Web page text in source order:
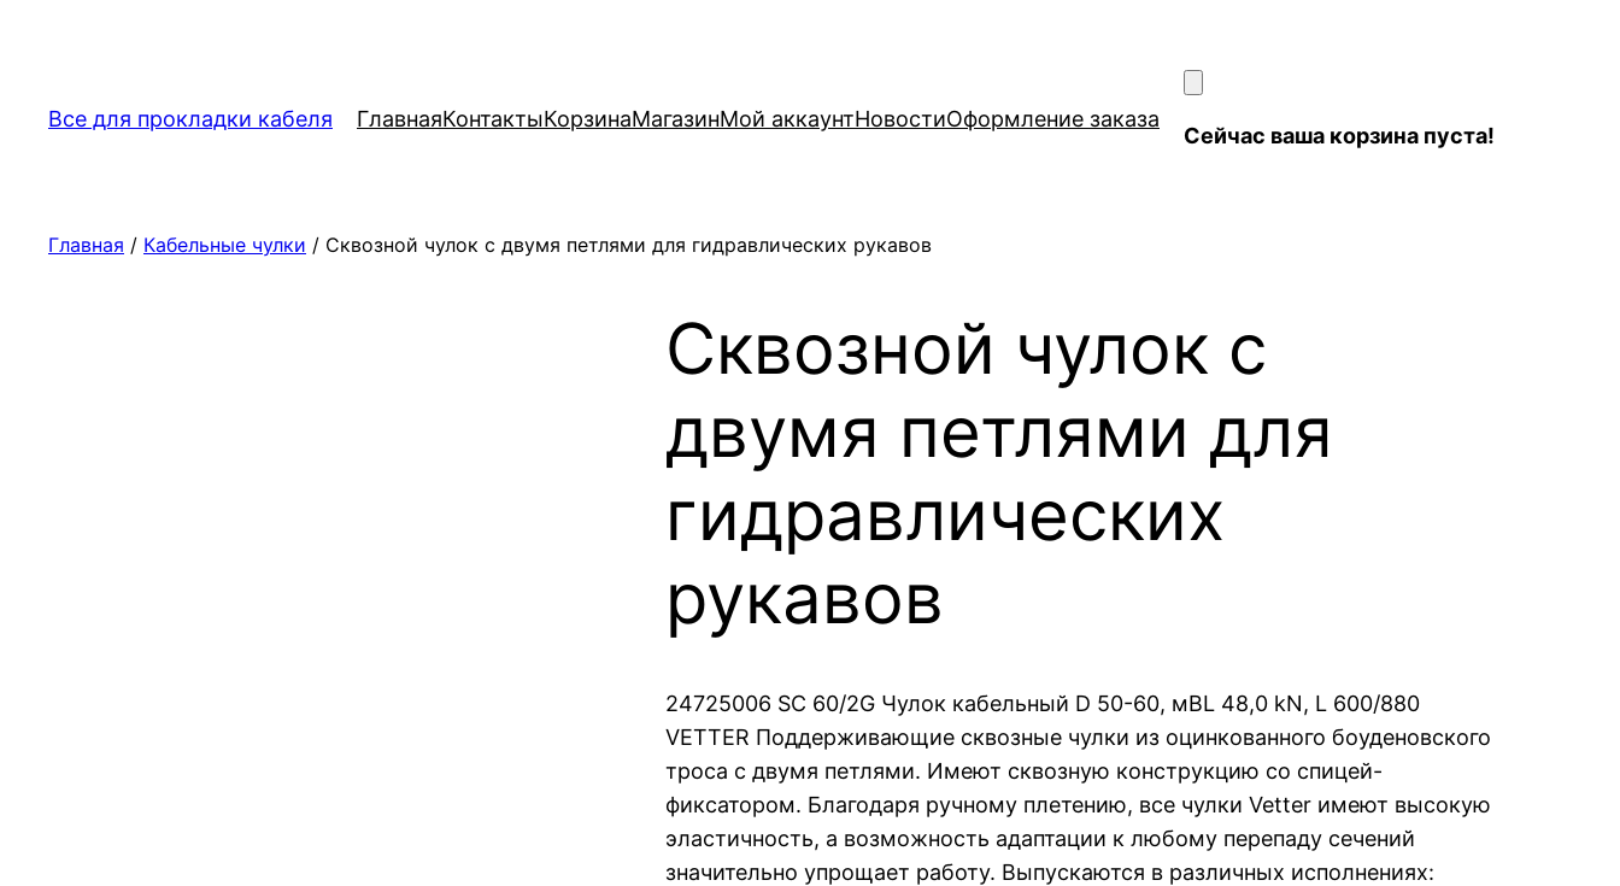
Все для прокладки кабеля
ГлавнаяКонтактыКорзинаМагазинМой аккаунтНовостиОформление заказа
Сейчас ваша корзина пуста!
Главная / Кабельные чулки / Сквозной чулок с двумя петлями для гидравлических рукавов
Сквозной чулок с
двумя петлями для
гидравлических
рукавов
24725006 SC 60/2G Чулок кабельный D 50-60, мBL 48,0 kN, L 600/880
VETTER Поддерживающие сквозные чулки из оцинкованного боуденовского
троса с двумя петлями. Имеют сквозную конструкцию со спицей-
фиксатором. Благодаря ручному плетению, все чулки Vetter имеют высокую
эластичность, а возможность адаптации к любому перепаду сечений
значительно упрощает работу. Выпускаются в различных исполнениях: